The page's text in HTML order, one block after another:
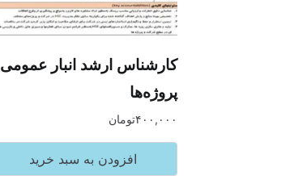
کارشناس ارشد انبار عمومی
پروژه‌ها
۴۰۰,۰۰۰تومان
افزودن به سبد خرید